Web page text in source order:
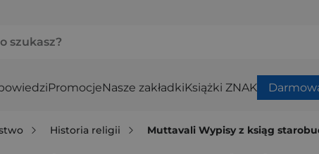
PromocjeNasze zakładkiKsiążki ZNAK
Historia religii Muttavali Wypisy z ksiąg